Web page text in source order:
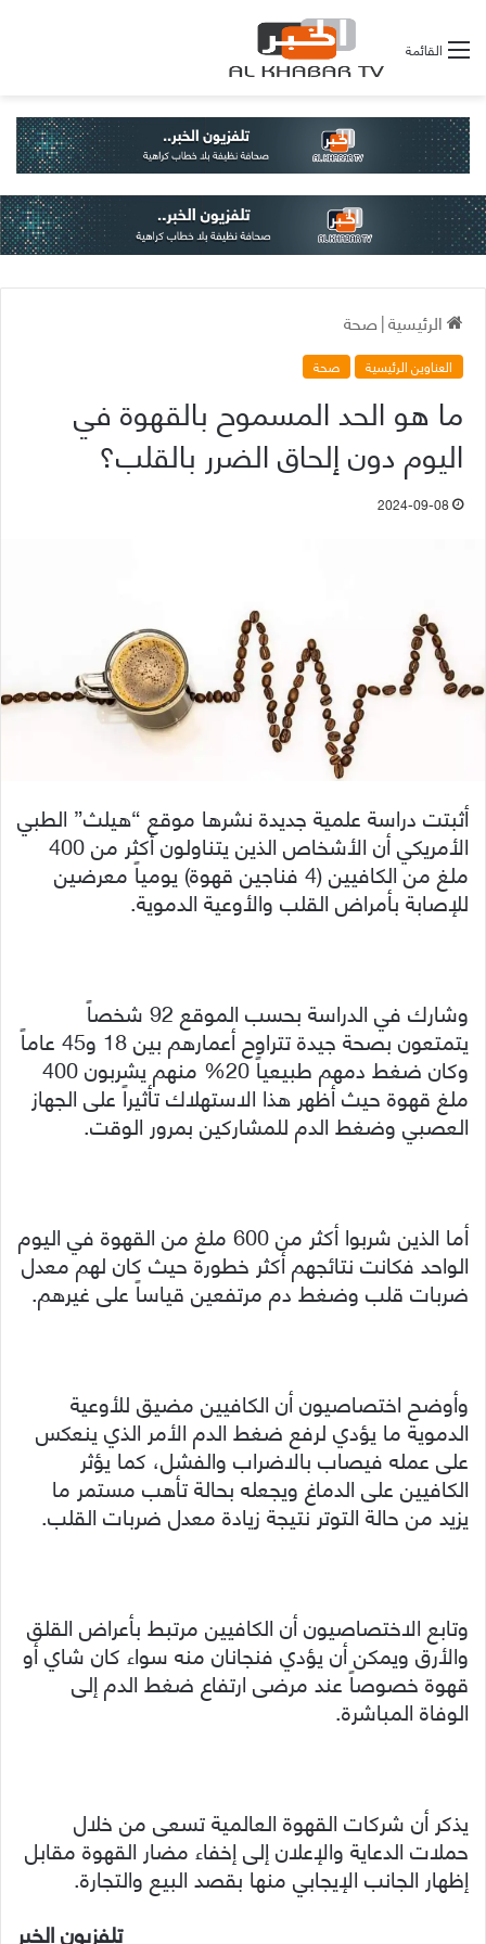
القائمة
الرئيسية|صحة
العناوين الرئيسية صحة
ما هو الحد المسموح بالقهوة في
اليوم دون إلحاق الضرر بالقلب؟
2024-09-08
أثبتت دراسة علمية جديدة نشرها موقع “هيلث” الطبي
الأمريكي أن الأشخاص الذين يتناولون أكثر من 400
ملغ من الكافيين (4 فناجين قهوة) يومياً معرضين
للإصابة بأمراض القلب والأوعية الدموية.
وشارك في الدراسة بحسب الموقع 92 شخصاً
يتمتعون بصحة جيدة تتراوح أعمارهم بين 18 و45 عاماً
وكان ضغط دمهم طبيعياً 20% منهم يشربون 400
ملغ قهوة حيث أظهر هذا الاستهلاك تأثيراً على الجهاز
العصبي وضغط الدم للمشاركين بمرور الوقت.
أما الذين شربوا أكثر من 600 ملغ من القهوة في اليوم
الواحد فكانت نتائجهم أكثر خطورة حيث كان لهم معدل
ضربات قلب وضغط دم مرتفعين قياساً على غيرهم.
وأوضح اختصاصيون أن الكافيين مضيق للأوعية
الدموية ما يؤدي لرفع ضغط الدم الأمر الذي ينعكس
على عمله فيصاب بالاضراب والفشل، كما يؤثر
الكافيين على الدماغ ويجعله بحالة تأهب مستمر ما
يزيد من حالة التوتر نتيجة زيادة معدل ضربات القلب.
وتابع الاختصاصيون أن الكافيين مرتبط بأعراض القلق
والأرق ويمكن أن يؤدي فنجانان منه سواء كان شاي أو
قهوة خصوصاً عند مرضى ارتفاع ضغط الدم إلى
الوفاة المباشرة.
يذكر أن شركات القهوة العالمية تسعى من خلال
حملات الدعاية والإعلان إلى إخفاء مضار القهوة مقابل
إظهار الجانب الإيجابي منها بقصد البيع والتجارة.
تلفزيون الخبر